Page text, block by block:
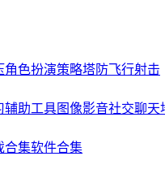
角色扮演策略塔防飞行射击
辅助工具图像影音社交聊天
合集软件合集